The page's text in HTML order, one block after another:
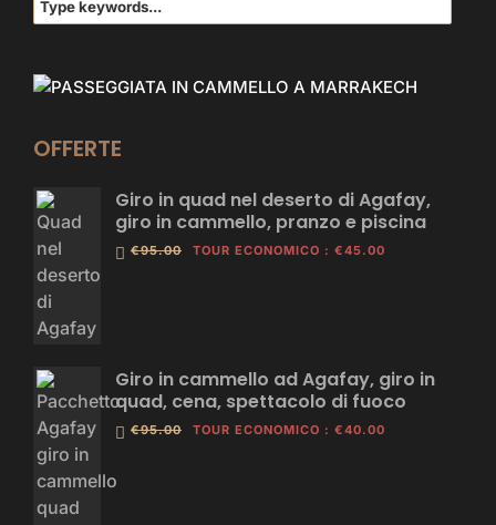
OFFERTE
Giro in quad nel deserto di Agafay,
giro in cammello, pranzo e piscina
€95.00 TOUR ECONOMICO : €45.00
Giro in cammello ad Agafay, giro in
quad, cena, spettacolo di fuoco
€95.00 TOUR ECONOMICO : €40.00